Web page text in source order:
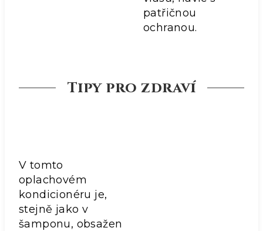
patřičnou
ochranou.
Tipy pro zdraví
V tomto
oplachovém
kondicionéru je,
stejně jako v
šamponu, obsažen